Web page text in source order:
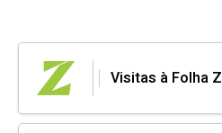
Visitas à Folha Z